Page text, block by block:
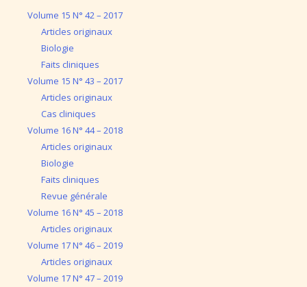
Volume 15 N° 42 – 2017
Articles originaux
Biologie
Faits cliniques
Volume 15 N° 43 – 2017
Articles originaux
Cas cliniques
Volume 16 N° 44 – 2018
Articles originaux
Biologie
Faits cliniques
Revue générale
Volume 16 N° 45 – 2018
Articles originaux
Volume 17 N° 46 – 2019
Articles originaux
Volume 17 N° 47 – 2019